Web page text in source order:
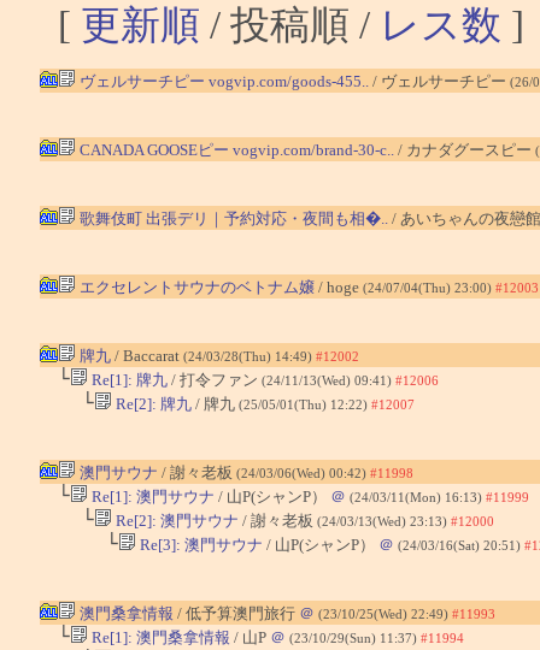
[ 更新順 / 投稿順 / レス数 ]
ヴェルサーチピー vogvip.com/goods-455../ ヴェルサーチピー (26/
CANADA GOOSEピー vogvip.com/brand-30-c../ カナダグースピー
歌舞伎町 出張デリ｜予約対応・夜間も相�../ あいちゃんの夜戀
エクセレントサウナのベトナム嬢/ hoge (24/07/04(Thu) 23:00) #12003
牌九/ Baccarat (24/03/28(Thu) 14:49) #12002
└ Re[1]: 牌九/ 打令ファン (24/11/13(Wed) 09:41) #12006
└ Re[2]: 牌九/ 牌九 (25/05/01(Thu) 12:22) #12007
澳門サウナ / 謝々老板 (24/03/06(Wed) 00:42) #11998
└ Re[1]: 澳門サウナ / 山P(シャンP） ＠ (24/03/11(Mon) 16:13) #11999
└ Re[2]: 澳門サウナ / 謝々老板 (24/03/13(Wed) 23:13) #12000
└ Re[3]: 澳門サウナ / 山P(シャンP） ＠ (24/03/16(Sat) 20:51)
澳門桑拿情報 / 低予算澳門旅行 ＠ (23/10/25(Wed) 22:49) #11993
└ Re[1]: 澳門桑拿情報 / 山P ＠ (23/10/29(Sun) 11:37) #11994